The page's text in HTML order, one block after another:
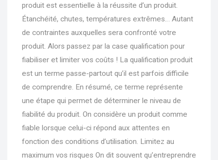
produit est essentielle à la réussite d’un produit.
Étanchéité, chutes, températures extrêmes… Autant
de contraintes auxquelles sera confronté votre
produit. Alors passez par la case qualification pour
fiabiliser et limiter vos coûts ! La qualification produit
est un terme passe-partout qu’il est parfois difficile
de comprendre. En résumé, ce terme représente
une étape qui permet de déterminer le niveau de
fiabilité du produit. On considère un produit comme
fiable lorsque celui-ci répond aux attentes en
fonction des conditions d’utilisation. Limitez au
maximum vos risques On dit souvent qu’entreprendre